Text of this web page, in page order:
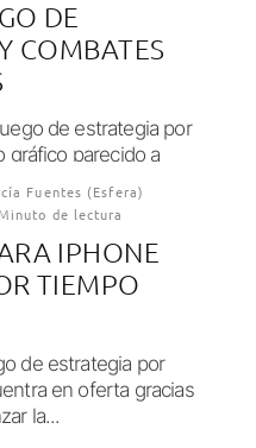
DE
COMBATES
de estrategia por
gráfico parecido a
siendo...
Fuentes (Esfera)
de lectura
IPHONE
TIEMPO
de estrategia por
en oferta gracias
la...